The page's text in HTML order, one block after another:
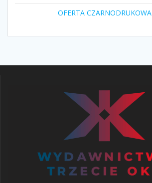
OFERTA CZARNODRUKOWA